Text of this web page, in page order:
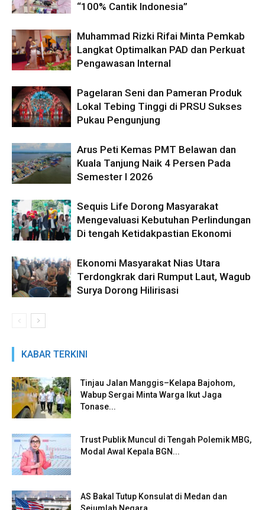
“100% Cantik Indonesia”
Muhammad Rizki Rifai Minta Pemkab
Langkat Optimalkan PAD dan Perkuat
Pengawasan Internal
Pagelaran Seni dan Pameran Produk
Lokal Tebing Tinggi di PRSU Sukses
Pukau Pengunjung
Arus Peti Kemas PMT Belawan dan
Kuala Tanjung Naik 4 Persen Pada
Semester I 2026
Sequis Life Dorong Masyarakat
Mengevaluasi Kebutuhan Perlindungan
Di tengah Ketidakpastian Ekonomi
Ekonomi Masyarakat Nias Utara
Terdongkrak dari Rumput Laut, Wagub
Surya Dorong Hilirisasi
KABAR TERKINI
Tinjau Jalan Manggis–Kelapa Bajohom,
Wabup Sergai Minta Warga Ikut Jaga
Tonase...
Trust Publik Muncul di Tengah Polemik MBG,
Modal Awal Kepala BGN...
AS Bakal Tutup Konsulat di Medan dan